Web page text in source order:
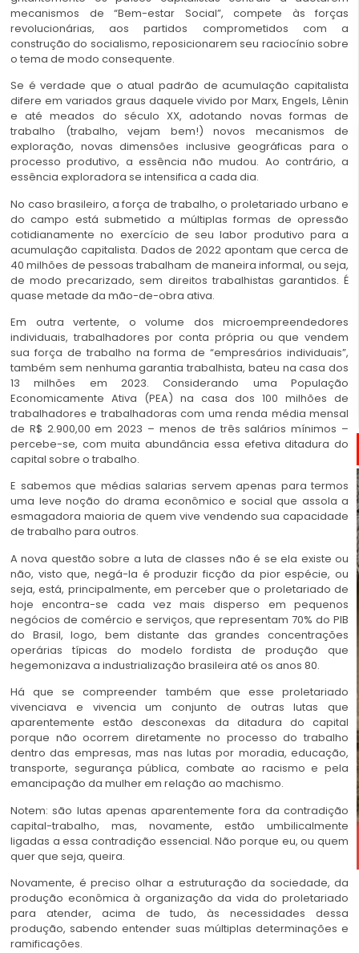
mecanismos de “Bem-estar Social”, compete às forças
revolucionárias, aos partidos comprometidos com a
construção do socialismo, reposicionarem seu raciocínio sobre
o tema de modo consequente.
Se é verdade que o atual padrão de acumulação capitalista
difere em variados graus daquele vivido por Marx, Engels, Lênin
e até meados do século XX, adotando novas formas de
trabalho (trabalho, vejam bem!) novos mecanismos de
exploração, novas dimensões inclusive geográficas para o
processo produtivo, a essência não mudou. Ao contrário, a
essência exploradora se intensifica a cada dia.
No caso brasileiro, a força de trabalho, o proletariado urbano e
do campo está submetido a múltiplas formas de opressão
cotidianamente no exercício de seu labor produtivo para a
acumulação capitalista. Dados de 2022 apontam que cerca de
40 milhões de pessoas trabalham de maneira informal, ou seja,
de modo precarizado, sem direitos trabalhistas garantidos. É
quase metade da mão-de-obra ativa.
Em outra vertente, o volume dos microempreendedores
individuais, trabalhadores por conta própria ou que vendem
sua força de trabalho na forma de “empresários individuais”,
também sem nenhuma garantia trabalhista, bateu na casa dos
13 milhões em 2023. Considerando uma População
Economicamente Ativa (PEA) na casa dos 100 milhões de
trabalhadores e trabalhadoras com uma renda média mensal
de R$ 2.900,00 em 2023 – menos de três salários mínimos –
percebe-se, com muita abundância essa efetiva ditadura do
capital sobre o trabalho.
E sabemos que médias salarias servem apenas para termos
uma leve noção do drama econômico e social que assola a
esmagadora maioria de quem vive vendendo sua capacidade
de trabalho para outros.
A nova questão sobre a luta de classes não é se ela existe ou
não, visto que, negá-la é produzir ficção da pior espécie, ou
seja, está, principalmente, em perceber que o proletariado de
hoje encontra-se cada vez mais disperso em pequenos
negócios de comércio e serviços, que representam 70% do PIB
do Brasil, logo, bem distante das grandes concentrações
operárias típicas do modelo fordista de produção que
hegemonizava a industrialização brasileira até os anos 80.
Há que se compreender também que esse proletariado
vivenciava e vivencia um conjunto de outras lutas que
aparentemente estão desconexas da ditadura do capital
porque não ocorrem diretamente no processo do trabalho
dentro das empresas, mas nas lutas por moradia, educação,
transporte, segurança pública, combate ao racismo e pela
emancipação da mulher em relação ao machismo.
Notem: são lutas apenas aparentemente fora da contradição
capital-trabalho, mas, novamente, estão umbilicalmente
ligadas a essa contradição essencial. Não porque eu, ou quem
quer que seja, queira.
Novamente, é preciso olhar a estruturação da sociedade, da
produção econômica à organização da vida do proletariado
para atender, acima de tudo, às necessidades dessa
produção, sabendo entender suas múltiplas determinações e
ramificações.